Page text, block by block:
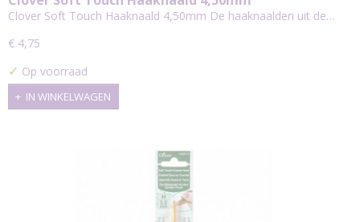
Clover Soft Touch Haaknaald 4,50mm De haaknaalden uit de…
€ 4,75
✓ Op voorraad
IN WINKELWAGEN